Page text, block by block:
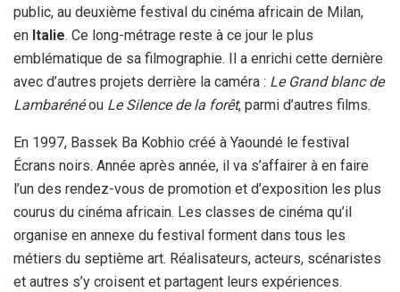
public, au deuxième festival du cinéma africain de Milan,
en Italie. Ce long-métrage reste à ce jour le plus
emblématique de sa filmographie. Il a enrichi cette dernière
avec d’autres projets derrière la caméra : Le Grand blanc de
Lambarénéou Le Silence de la forêt, parmi d’autres films.
En 1997, Bassek Ba Kobhio créé à Yaoundé le festival
Écrans noirs. Année après année, il va s’affairer à en faire
l’un des rendez-vous de promotion et d’exposition les plus
courus du cinéma africain. Les classes de cinéma qu’il
organise en annexe du festival forment dans tous les
métiers du septième art. Réalisateurs, acteurs, scénaristes
et autres s’y croisent et partagent leurs expériences.